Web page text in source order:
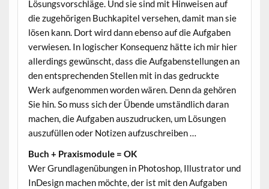
Lösungsvorschläge. Und sie sind mit Hinweisen auf
die zugehörigen Buchkapitel versehen, damit man sie
lösen kann. Dort wird dann ebenso auf die Aufgaben
verwiesen. In logischer Konsequenz hätte ich mir hier
allerdings gewünscht, dass die Aufgabenstellungen an
den entsprechenden Stellen mit in das gedruckte
Werk aufgenommen worden wären. Denn da gehören
Sie hin. So muss sich der Übende umständlich daran
machen, die Aufgaben auszudrucken, um Lösungen
auszufüllen oder Notizen aufzuschreiben …
Buch + Praxismodule = OK
Wer Grundlagenübungen in Photoshop, Illustrator und
InDesign machen möchte, der ist mit den Aufgaben